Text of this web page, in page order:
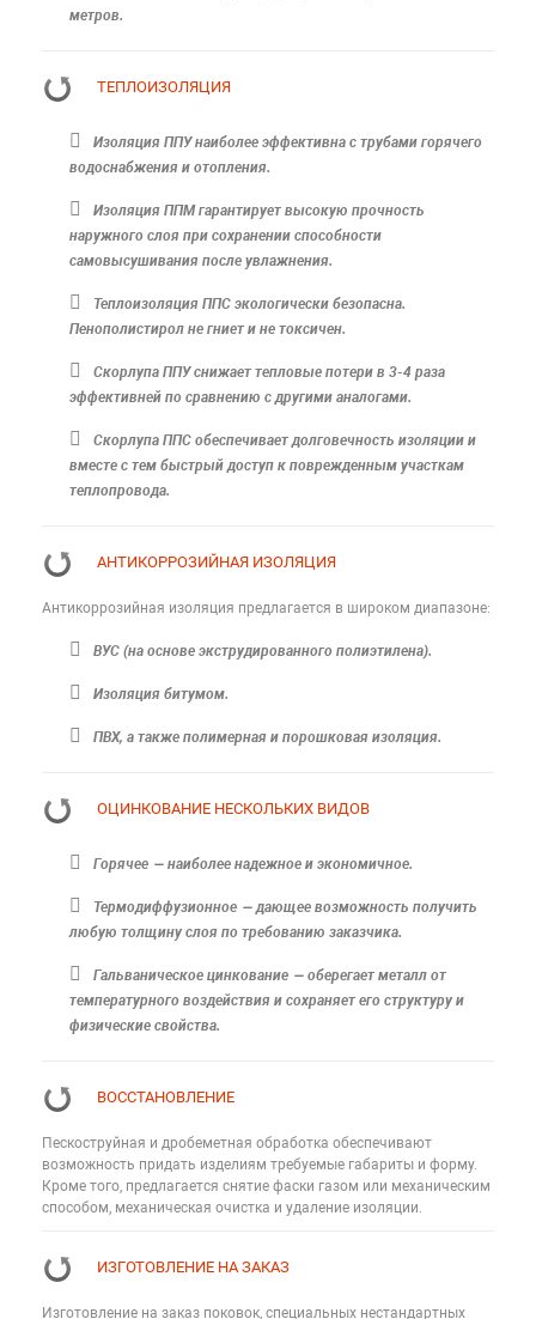
метров.
ТЕПЛОИЗОЛЯЦИЯ
Изоляция ППУ наиболее эффективна с трубами горячего
водоснабжения и отопления.
Изоляция ППМ гарантирует высокую прочность
наружного слоя при сохранении способности
самовысушивания после увлажнения.
Теплоизоляция ППС экологически безопасна.
Пенополистирол не гниет и не токсичен.
Скорлупа ППУ снижает тепловые потери в 3-4 раза
эффективней по сравнению с другими аналогами.
Скорлупа ППС обеспечивает долговечность изоляции и
вместе с тем быстрый доступ к поврежденным участкам
теплопровода.
АНТИКОРРОЗИЙНАЯ ИЗОЛЯЦИЯ
Антикоррозийная изоляция предлагается в широком диапазоне:
ВУС (на основе экструдированного полиэтилена).
Изоляция битумом.
ПВХ, а также полимерная и порошковая изоляция.
ОЦИНКОВАНИЕ НЕСКОЛЬКИХ ВИДОВ
Горячее — наиболее надежное и экономичное.
Термодиффузионное — дающее возможность получить
любую толщину слоя по требованию заказчика.
Гальваническое цинкование — оберегает металл от
температурного воздействия и сохраняет его структуру и
физические свойства.
ВОССТАНОВЛЕНИЕ
Пескоструйная и дробеметная обработка обеспечивают
возможность придать изделиям требуемые габариты и форму.
Кроме того, предлагается снятие фаски газом или механическим
способом, механическая очистка и удаление изоляции.
ИЗГОТОВЛЕНИЕ НА ЗАКАЗ
Изготовление на заказ поковок, специальных нестандартных